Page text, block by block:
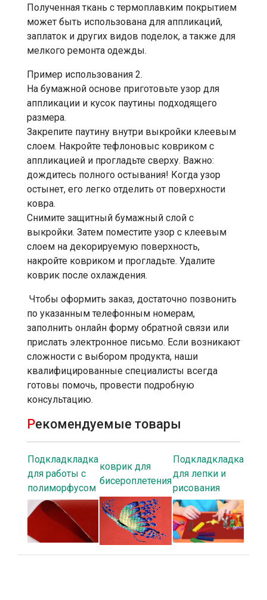
Полученная ткань с термоплавким покрытием
может быть использована для аппликаций,
заплаток и других видов поделок, а также для
мелкого ремонта одежды.
Пример использования 2.
На бумажной основе приготовьте узор для
аппликации и кусок паутины подходящего
размера.
Закрепите паутину внутри выкройки клеевым
слоем. Накройте тефлоновыс ковриком с
аппликацией и прогладьте сверху. Важно:
дождитесь полного остывания! Когда узор
остынет, его легко отделить от поверхности
ковра.
Снимите защитный бумажный слой с
выкройки. Затем поместите узор с клеевым
слоем на декорируемую поверхность,
накройте ковриком и прогладьте. Удалите
коврик после охлаждения.
Чтобы оформить заказ, достаточно позвонить
по указанным телефонным номерам,
заполнить онлайн форму обратной связи или
прислать электронное письмо. Если возникают
сложности с выбором продукта, наши
квалифицированные специалисты всегда
готовы помочь, провести подробную
консультацию.
Рекомендуемые товары
Подкладкладка
для работы с
полиморфусом
коврик для
бисероплетения
Подкладкладка
для лепки и
рисования